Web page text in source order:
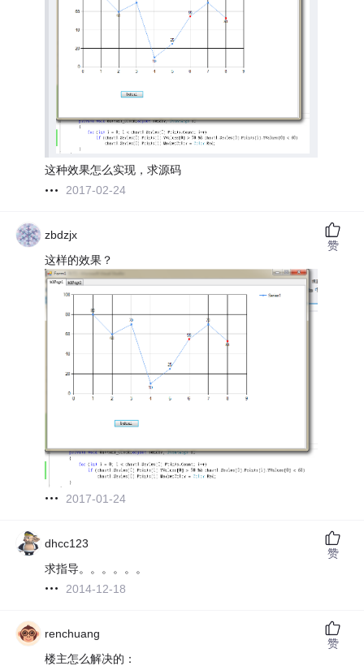
这种效果怎么实现，求源码
2017-02-24
zbdzjx
这样的效果？
2017-01-24
赞
dhcc123
求指导。。。。。。
2014-12-18
赞
renchuang
楼主怎么解决的：
赞